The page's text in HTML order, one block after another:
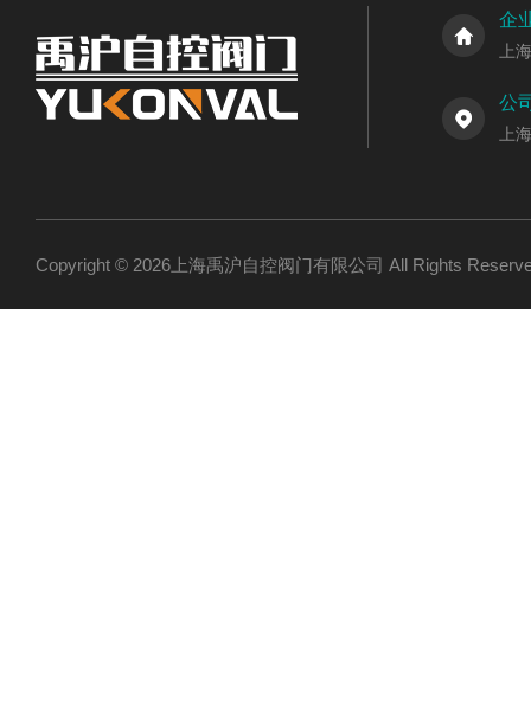
企
上
公
上
Copyright © 2026上海禹沪自控阀门有限公司 All Rights